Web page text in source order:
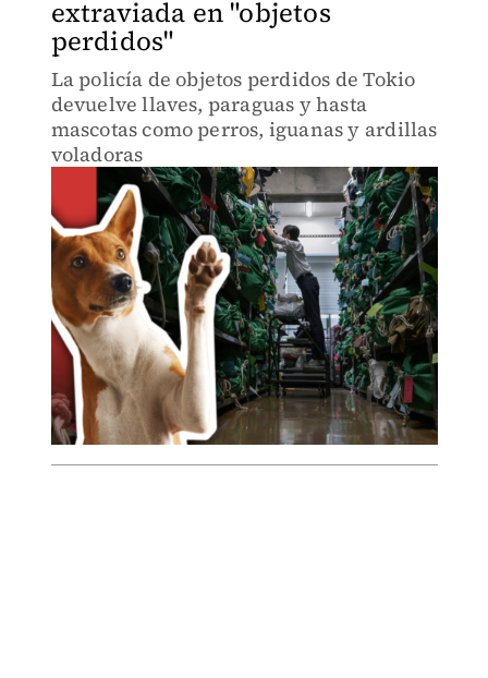
extraviada en "objetos
perdidos"
La policía de objetos perdidos de Tokio
devuelve llaves, paraguas y hasta
mascotas como perros, iguanas y ardillas
voladoras